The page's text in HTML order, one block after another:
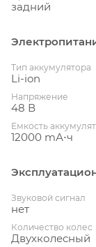
задний
Тип аккумулятора
Li-ion
Напряжение
48 В
Емкость
12000 mА⋅ч
Звуковой сигнал
нет
Количество колес
Двухколесный